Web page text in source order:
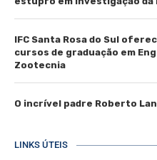
IFC Santa Rosa do Sul
cursos de graduação em
Zootecnia
O incrível padre Roberto
LINKS ÚTEIS